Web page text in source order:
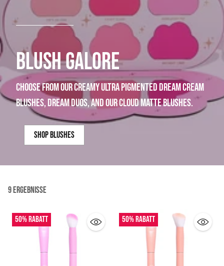
BLUSH GALORE
choose from our creamy ultra pigmented dream cream
blushes, dream duos, and our cloud matte blushes.
shop blushes
9 Ergebnisse
50% Rabatt 50% Rabatt